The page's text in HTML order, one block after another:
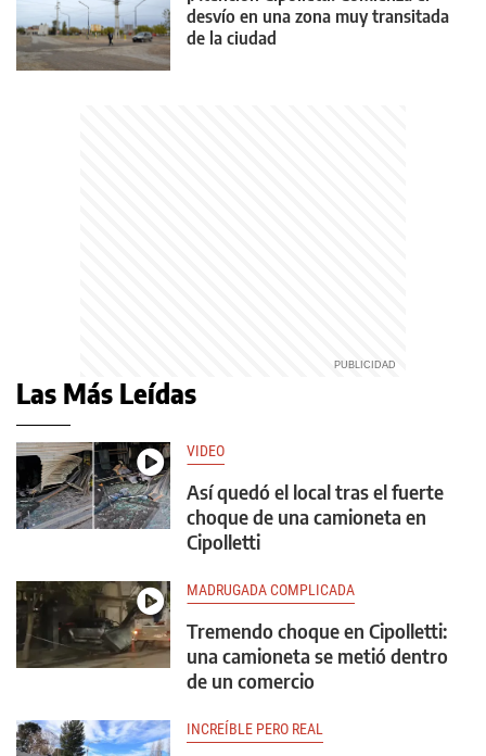
desvío en una zona muy transitada
de la ciudad
Las Más Leídas
VIDEO
Así quedó el local tras el fuerte
choque de una camioneta en
Cipolletti
MADRUGADA COMPLICADA
Tremendo choque en Cipolletti:
una camioneta se metió dentro
de un comercio
INCREÍBLE PERO REAL